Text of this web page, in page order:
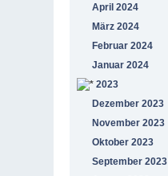
April 2024
März 2024
Februar 2024
Januar 2024
2023
Dezember 2023
November 2023
Oktober 2023
September 2023